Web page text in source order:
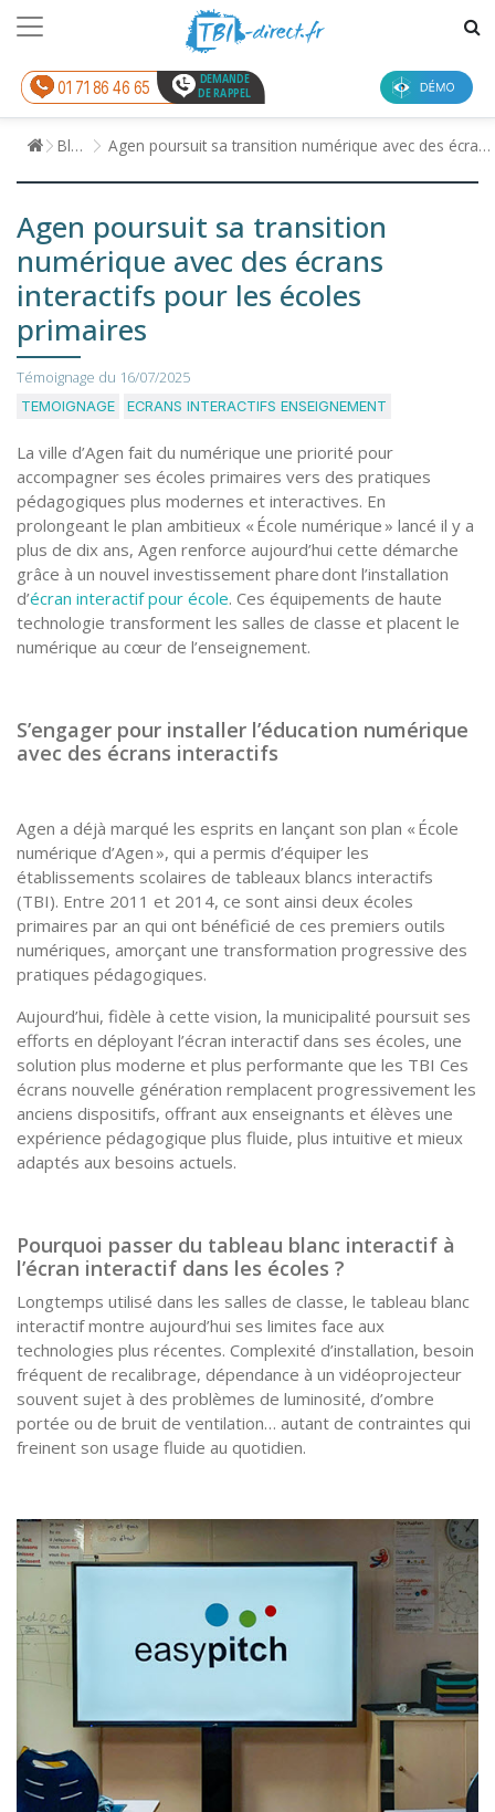
01 71 86 46 65
DEMANDE
DE RAPPEL
Blog Agen poursuit sa transition numérique avec des écrans interactifs pour les écoles primaires
Agen poursuit sa transition
numérique avec des écrans
interactifs pour les écoles
primaires
Témoignage du 16/07/2025
TEMOIGNAGE ECRANS INTERACTIFS ENSEIGNEMENT
La ville d’Agen fait du numérique une priorité pour
accompagner ses écoles primaires vers des pratiques
pédagogiques plus modernes et interactives. En
prolongeant le plan ambitieux « École numérique » lancé il y a
plus de dix ans, Agen renforce aujourd’hui cette démarche
grâce à un nouvel investissement phare dont l’installation
d’écran interactif pour école. Ces équipements de haute
technologie transforment les salles de classe et placent le
numérique au cœur de l’enseignement.
S’engager pour installer l’éducation numérique
avec des écrans interactifs
Agen a déjà marqué les esprits en lançant son plan « École
numérique d’Agen », qui a permis d’équiper les
établissements scolaires de tableaux blancs interactifs
(TBI). Entre 2011 et 2014, ce sont ainsi deux écoles
primaires par an qui ont bénéficié de ces premiers outils
numériques, amorçant une transformation progressive des
pratiques pédagogiques.
Aujourd’hui, fidèle à cette vision, la municipalité poursuit ses
efforts en déployant l’écran interactif dans ses écoles, une
solution plus moderne et plus performante que les TBI Ces
écrans nouvelle génération remplacent progressivement les
anciens dispositifs, offrant aux enseignants et élèves une
expérience pédagogique plus fluide, plus intuitive et mieux
adaptés aux besoins actuels.
Pourquoi passer du tableau blanc interactif à
l’écran interactif dans les écoles ?
Longtemps utilisé dans les salles de classe, le tableau blanc
interactif montre aujourd’hui ses limites face aux
technologies plus récentes. Complexité d’installation, besoin
fréquent de recalibrage, dépendance à un vidéoprojecteur
souvent sujet à des problèmes de luminosité, d’ombre
portée ou de bruit de ventilation… autant de contraintes qui
freinent son usage fluide au quotidien.